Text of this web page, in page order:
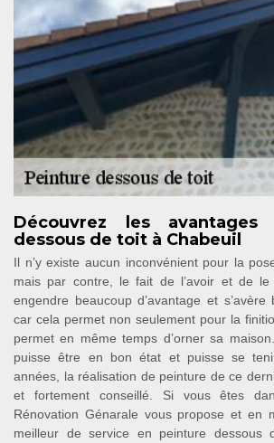
Découvrez les
dessous de toit à Chabeuil
Il n’y existe aucun inconvénient pour la
mais par contre, le fait de l’avoir et de le
engendre beaucoup d’avantage et s’avère
car cela permet non seulement pour la
permet en même temps d’orner sa
puisse être en bon état et puisse se
années, la réalisation de peinture de ce
et fortement conseillé. Si vous êtes
Rénovation Génarale vous propose et en
meilleur de service en peinture dessous